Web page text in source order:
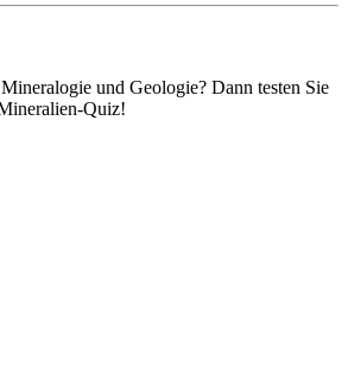
und Geologie? Dann testen Sie
Quiz!